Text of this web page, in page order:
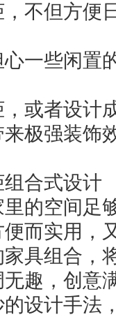
不但方便
些闲置的
者设计成
极强装饰
合式设计
空间足够
而实用，
组合，将
趣，创意
计手法，